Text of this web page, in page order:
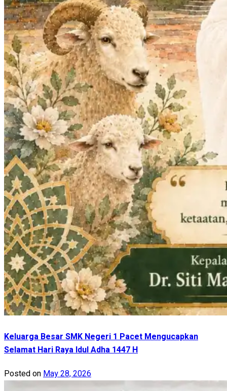
Keluarga Besar SMK Negeri 1 Pacet Mengucapkan
Selamat Hari Raya Idul Adha 1447 H
Posted onMay 28, 2026